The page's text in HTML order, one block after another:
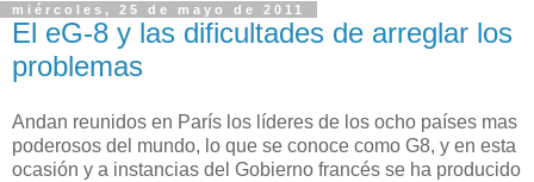
miércoles, 25 de mayo de 2011
El eG-8 y las dificultades de arreglar los
problemas
Andan reunidos en París los líderes de los ocho países mas
poderosos del mundo, lo que se conoce como G8, y en esta
ocasión y a instancias del Gobierno francés se ha producido